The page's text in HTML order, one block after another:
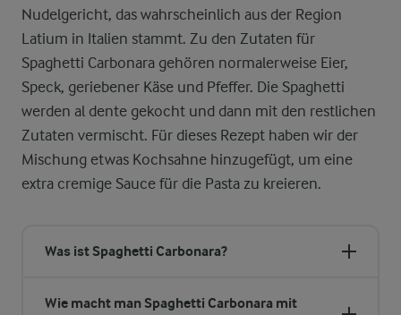
Nudelgericht, das wahrscheinlich aus der Region
Latium in Italien stammt. Zu den Zutaten für
Spaghetti Carbonara gehören normalerweise Eier,
Speck, geriebener Käse und Pfeffer. Die Spaghetti
werden al dente gekocht und dann mit den restlichen
Zutaten vermischt. Für dieses Rezept haben wir der
Mischung etwas Kochsahne hinzugefügt, um eine
extra cremige Sauce für die Pasta zu kreieren.
Was ist Spaghetti Carbonara?
Wie macht man Spaghetti Carbonara mit